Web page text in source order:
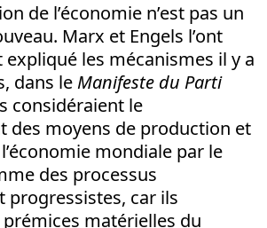
de l’économie n’est pas un
Marx et Engels l’ont
les mécanismes il y a
dans leManifeste du Parti
considéraient le
des moyens de production et
mondiale par le
des processus
progressistes, car ils
matérielles du